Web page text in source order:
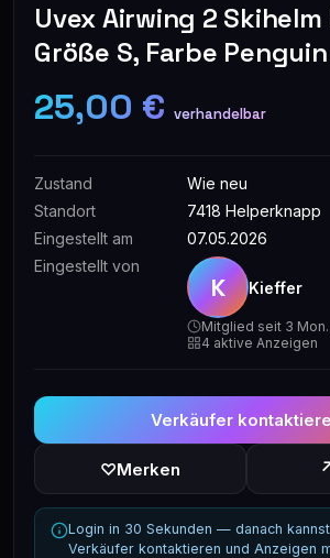
Uvex Airwing 2 Skihelm
Größe S, Farbe
25,00 € verhandelbar
Zustand
Wie neu
Standort
7418 Helperknapp
Eingestellt am
07.05.2026
Eingestellt von
K Kieffer
Mitglied seit 3 Mon.
4 aktive Anzeigen
Verkäufer
♡Merken
Login in 30 Sekunden — danach
Verkäufer kontaktieren und Anzeigen